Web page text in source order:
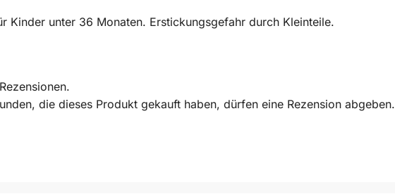
Kinder unter 36 Monaten. Erstickungsgefahr durch Kleinteile.
die dieses Produkt gekauft haben, dürfen eine Rezension abgeben.